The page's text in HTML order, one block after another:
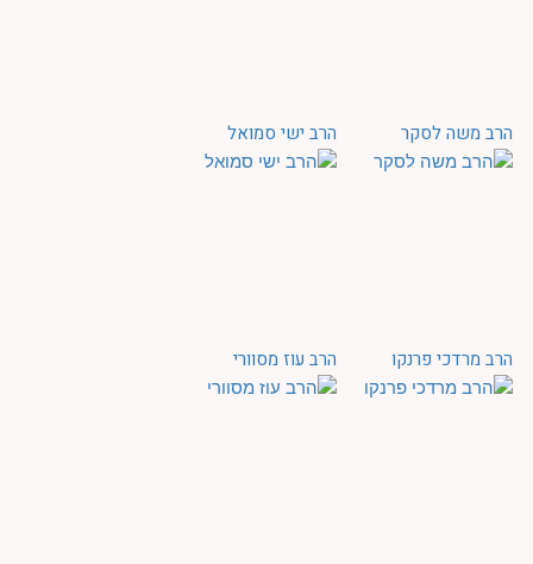
הרב משה לסקר הרב ישי סמואל
הרב מרדכי פרנקו הרב עוז מסוורי